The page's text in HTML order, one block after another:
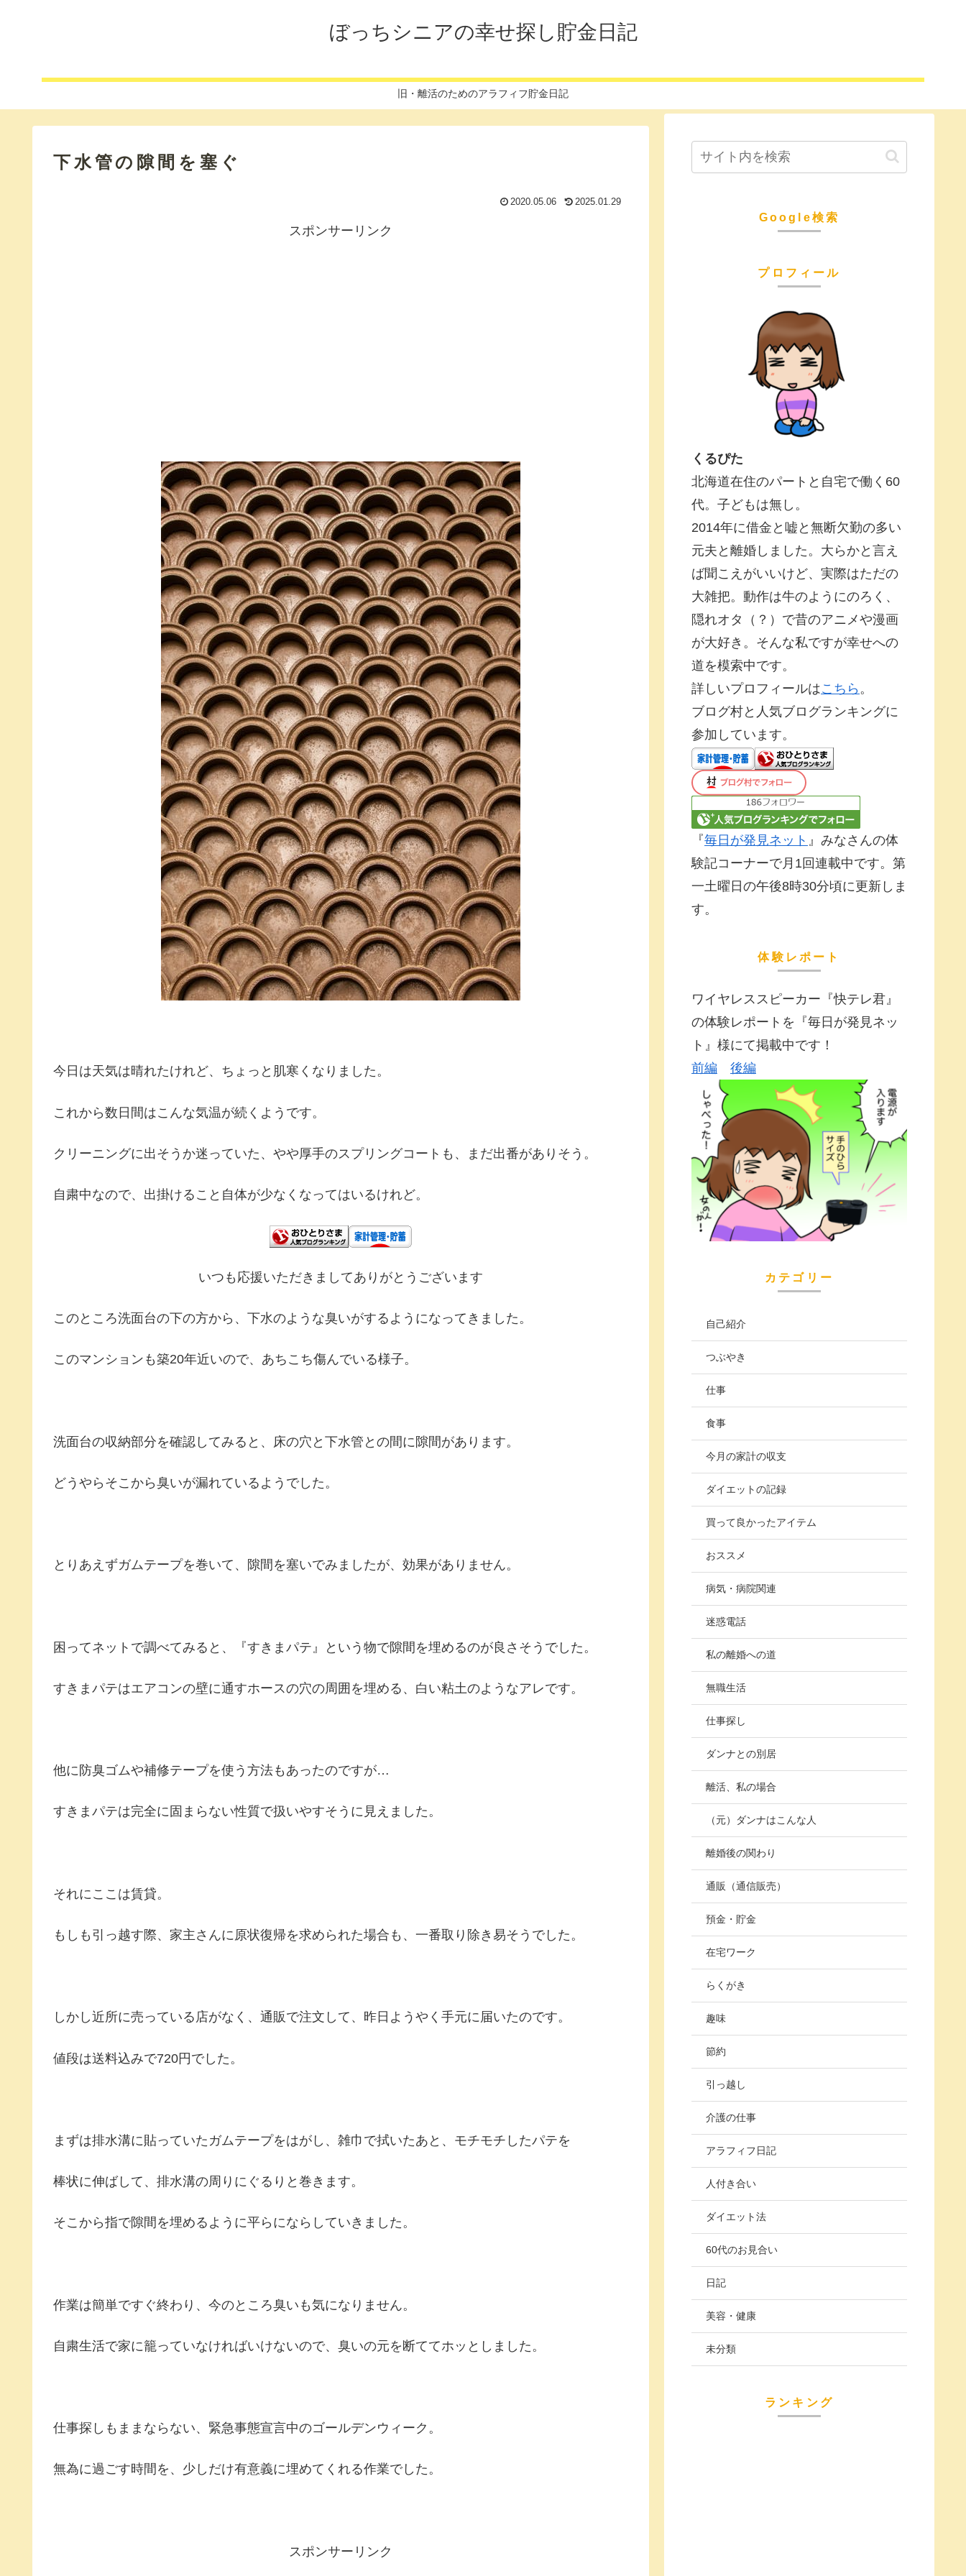
ぼっちシニアの幸せ探し貯金日記
旧・離活のためのアラフィフ貯金日記
下水管の隙間を塞ぐ
2020.05.06 2025.01.29
スポンサーリンク
今日は天気は晴れたけれど、ちょっと肌寒くなりました。
これから数日間はこんな気温が続くようです。
クリーニングに出そうか迷っていた、やや厚手のスプリングコートも、まだ出番がありそう。
自粛中なので、出掛けること自体が少なくなってはいるけれど。
いつも応援いただきましてありがとうございます
このところ洗面台の下の方から、下水のような臭いがするようになってきました。
このマンションも築20年近いので、あちこち傷んでいる様子。
洗面台の収納部分を確認してみると、床の穴と下水管との間に隙間があります。
どうやらそこから臭いが漏れているようでした。
とりあえずガムテープを巻いて、隙間を塞いでみましたが、効果がありません。
困ってネットで調べてみると、『すきまパテ』という物で隙間を埋めるのが良さそうでした。
すきまパテはエアコンの壁に通すホースの穴の周囲を埋める、白い粘土のようなアレです。
他に防臭ゴムや補修テープを使う方法もあったのですが…
すきまパテは完全に固まらない性質で扱いやすそうに見えました。
それにここは賃貸。
もしも引っ越す際、家主さんに原状復帰を求められた場合も、一番取り除き易そうでした。
しかし近所に売っている店がなく、通販で注文して、昨日ようやく手元に届いたのです。
値段は送料込みで720円でした。
まずは排水溝に貼っていたガムテープをはがし、雑巾で拭いたあと、モチモチしたパテを
棒状に伸ばして、排水溝の周りにぐるりと巻きます。
そこから指で隙間を埋めるように平らにならしていきました。
作業は簡単ですぐ終わり、今のところ臭いも気になりません。
自粛生活で家に籠っていなければいけないので、臭いの元を断ててホッとしました。
仕事探しもままならない、緊急事態宣言中のゴールデンウィーク。
無為に過ごす時間を、少しだけ有意義に埋めてくれる作業でした。
スポンサーリンク
Google検索
プロフィール
くるぴた
北海道在住のパートと自宅で働く60
代。子どもは無し。
2014年に借金と嘘と無断欠勤の多い
元夫と離婚しました。大らかと言え
ば聞こえがいいけど、実際はただの
大雑把。動作は牛のようにのろく、
隠れオタ（？）で昔のアニメや漫画
が大好き。そんな私ですが幸せへの
道を模索中です。
詳しいプロフィールはこちら 。
ブログ村と人気ブログランキングに
参加しています。
『毎日が発見ネット 』みなさんの体
験記コーナーで月1回連載中です。第
一土曜日の午後8時30分頃に更新しま
す。
体験レポート
ワイヤレススピーカー『快テレ君』
の体験レポートを『毎日が発見ネッ
ト』様にて掲載中です！
前編
後編
カテゴリー
自己紹介
つぶやき
仕事
食事
今月の家計の収支
ダイエットの記録
買って良かったアイテム
おススメ
病気・病院関連
迷惑電話
私の離婚への道
無職生活
仕事探し
ダンナとの別居
離活、私の場合
（元）ダンナはこんな人
離婚後の関わり
通販（通信販売）
預金・貯金
在宅ワーク
らくがき
趣味
節約
引っ越し
介護の仕事
アラフィフ日記
人付き合い
ダイエット法
60代のお見合い
日記
美容・健康
未分類
ランキング